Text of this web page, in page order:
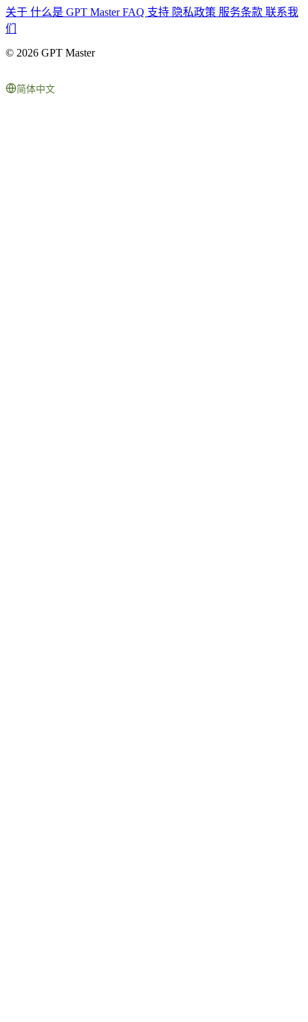
关于 什么是 GPT MasterFAQ 支持 隐私政策 服务条款 联系我
们
© 2026 GPT Master
简体中文